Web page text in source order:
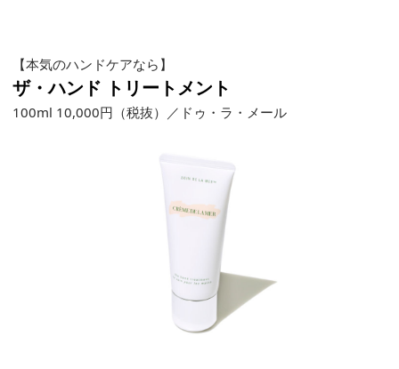
【本気のハンドケアなら】
ザ・ハンド トリートメント
100ml 10,000円（税抜）／ドゥ・ラ・メール